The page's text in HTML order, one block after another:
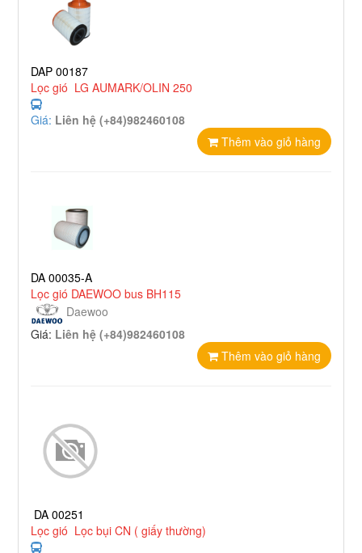
DAP 00187
Lọc gió LG AUMARK/OLIN 250
Giá: Liên hệ (+84)982460108
Thêm vào giỏ hàng
DA 00035-A
Lọc gió DAEWOO bus BH115
Daewoo
Giá: Liên hệ (+84)982460108
Thêm vào giỏ hàng
DA 00251
Lọc gió Lọc bụi CN ( giấy thường)